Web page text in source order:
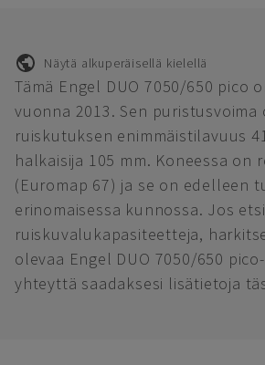
Näytä alkuperäisellä kielellä
Tämä Engel DUO 7050/650 pico
vuonna 2013. Sen puristusvoima
ruiskutuksen enimmäistilavuus
halkaisija 105 mm. Koneessa on
(Euromap 67) ja se on edelleen
erinomaisessa kunnossa. Jos
ruiskuvalukapasiteetteja,
olevaa Engel DUO 7050/650
yhteyttä saadaksesi lisätietoja